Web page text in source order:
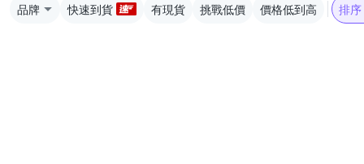
品牌 快速到貨 有現貨 挑戰低價 價格低到高 排序